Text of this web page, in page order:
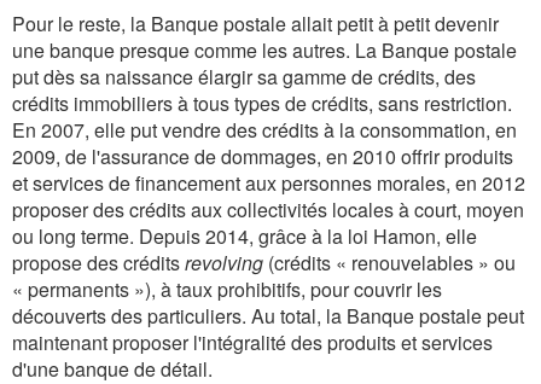
Pour le reste, la Banque postale allait petit à petit devenir
une banque presque comme les autres. La Banque postale
put dès sa naissance élargir sa gamme de crédits, des
crédits immobiliers à tous types de crédits, sans restriction.
En 2007, elle put vendre des crédits à la consommation, en
2009, de l'assurance de dommages, en 2010 offrir produits
et services de financement aux personnes morales, en 2012
proposer des crédits aux collectivités locales à court, moyen
ou long terme. Depuis 2014, grâce à la loi Hamon, elle
propose des créditsrevolving (crédits « renouvelables » ou
« permanents »), à taux prohibitifs, pour couvrir les
découverts des particuliers. Au total, la Banque postale peut
maintenant proposer l'intégralité des produits et services
d'une banque de détail.